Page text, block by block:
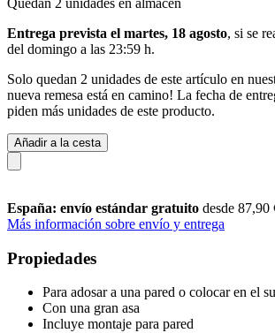
Entrega prevista el martes, 18 agosto, si se
del domingo a las 23:59 h.
Solo quedan 2 unidades de este artículo en
nueva remesa está en camino! La fecha de
piden más unidades de este producto.
Añadir a la cesta
España: envío estándar gratuito desde 87,90
Más información sobre envío y entrega
Propiedades
Para adosar a una pared o colocar en el
Con una gran asa
Incluye montaje para pared